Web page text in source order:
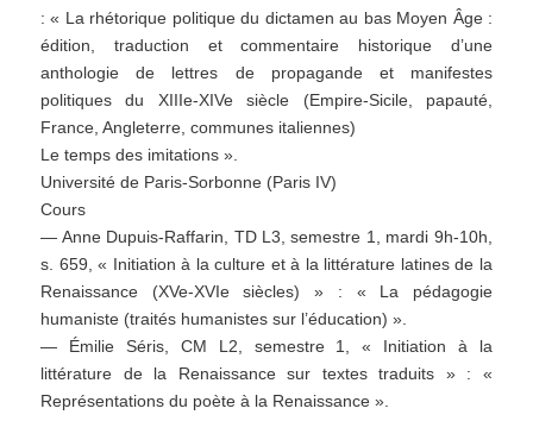
: « La rhétorique politique du dictamen au bas Moyen Âge :
édition, traduction et commentaire historique d’une
anthologie de lettres de propagande et manifestes
politiques du XIIIe-XIVe siècle (Empire-Sicile, papauté,
France, Angleterre, communes italiennes)
Le temps des imitations ».
Université de Paris-Sorbonne (Paris IV)
Cours
— Anne Dupuis-Raffarin, TD L3, semestre 1, mardi 9h-10h,
s. 659, « Initiation à la culture et à la littérature latines de la
Renaissance (XVe-XVIe siècles) » : « La pédagogie
humaniste (traités humanistes sur l’éducation) ».
— Émilie Séris, CM L2, semestre 1, « Initiation à la
littérature de la Renaissance sur textes traduits » : «
Représentations du poète à la Renaissance ».